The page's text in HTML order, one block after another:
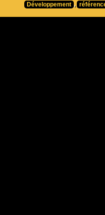
Développement ,